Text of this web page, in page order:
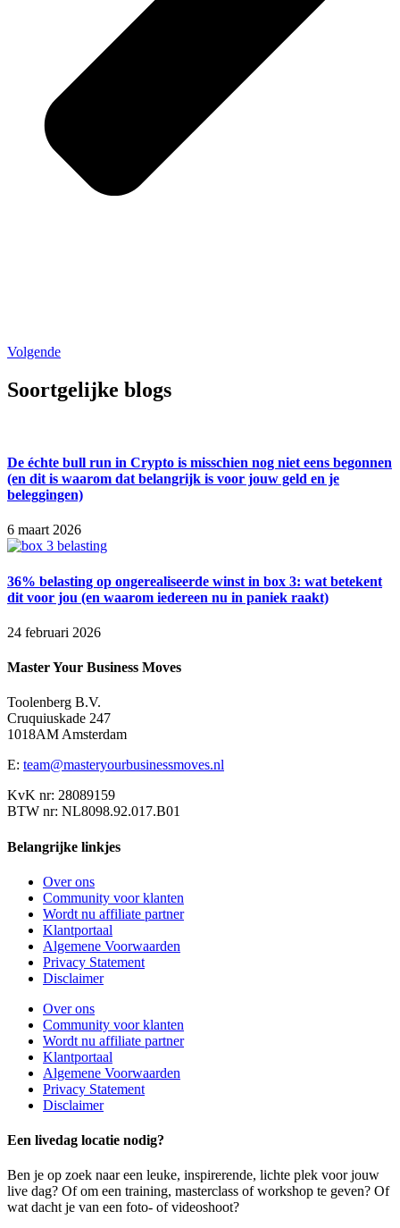
Volgende
Soortgelijke blogs
De échte bull run in Crypto is misschien nog niet eens begonnen
(en dit is waarom dat belangrijk is voor jouw geld en je
beleggingen)
6 maart 2026
36% belasting op ongerealiseerde winst in box 3: wat betekent
dit voor jou (en waarom iedereen nu in paniek raakt)
24 februari 2026
Master Your Business Moves
Toolenberg B.V.
Cruquiuskade 247
1018AM Amsterdam
E: team@masteryourbusinessmoves.nl
KvK nr: 28089159
BTW nr: NL8098.92.017.B01
Belangrijke linkjes
Over ons
Community voor klanten
Wordt nu affiliate partner
Klantportaal
Algemene Voorwaarden
Privacy Statement
Disclaimer
Over ons
Community voor klanten
Wordt nu affiliate partner
Klantportaal
Algemene Voorwaarden
Privacy Statement
Disclaimer
Een livedag locatie nodig?
Ben je op zoek naar een leuke, inspirerende, lichte plek voor jouw
live dag? Of om een training, masterclass of workshop te geven? Of
wat dacht je van een foto- of videoshoot?